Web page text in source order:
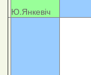
Ю.Янкевіч